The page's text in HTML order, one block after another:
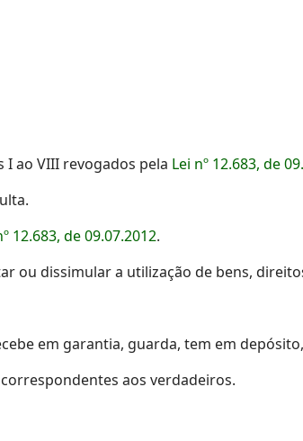
I ao VIII revogados pela Lei nº 12.683, de
12.683, de 09.07.2012.
ou dissimular a utilização de bens,
em garantia, guarda, tem em
aos verdadeiros.